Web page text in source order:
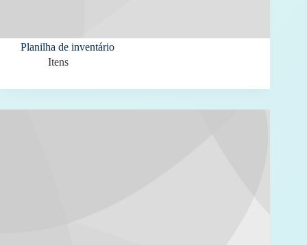
Planilha de inventário
Itens